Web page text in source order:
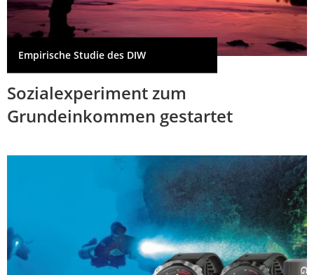
Empirische Studie des DIW
Sozialexperiment zum
Grundeinkommen gestartet